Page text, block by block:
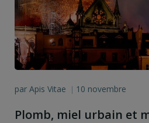
par Apis Vitae | 10 novembre
Plomb, miel urbain et